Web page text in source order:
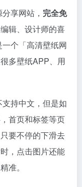
享网站， 完全免
辑、设计师的喜
个「高清壁纸网
多壁纸APP、用
持中文，但是如
首页和标签等页
要不停的下滑去
，点击图片还能
准。